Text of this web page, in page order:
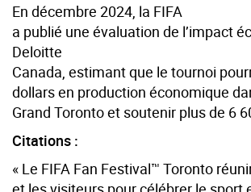
En décembre 2024, la FIFA
a publié une évaluation de l’impact
Deloitte
Canada, estimant que le tournoi
dollars en production économique
Grand Toronto et soutenir plus de 6
Citations :
« Le FIFA Fan Festival™ Toronto